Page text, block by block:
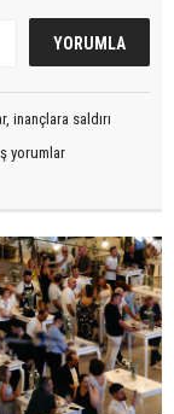
inançlara saldırı
yorumlar